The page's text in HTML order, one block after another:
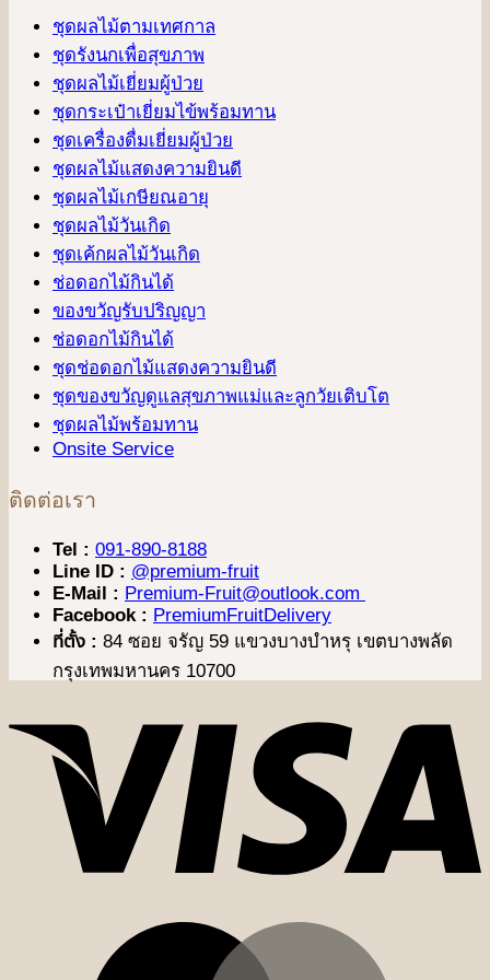
ชุดผลไม้ตามเทศกาล
ชุดรังนกเพื่อสุขภาพ
ชุดผลไม้เยี่ยมผู้ป่วย
ชุดกระเป๋าเยี่ยมไข้พร้อมทาน
ชุดเครื่องดื่มเยี่ยมผู้ป่วย
ชุดผลไม้แสดงความยินดี
ชุดผลไม้เกษียณอายุ
ชุดผลไม้วันเกิด
ชุดเค้กผลไม้วันเกิด
ช่อดอกไม้กินได้
ของขวัญรับปริญญา
ช่อดอกไม้กินได้
ชุดช่อดอกไม้แสดงความยินดี
ชุดของขวัญดูแลสุขภาพแม่และลูกวัยเติบโต
ชุดผลไม้พร้อมทาน
Onsite Service
ติดต่อเรา
Tel : 091-890-8188
Line ID : @premium-fruit
E-Mail : Premium-Fruit@outlook.com
Facebook : PremiumFruitDelivery
ที่ตั้ง : 84 ซอย จรัญ 59 แขวงบางบำหรุ เขตบางพลัด
กรุงเทพมหานคร 10700